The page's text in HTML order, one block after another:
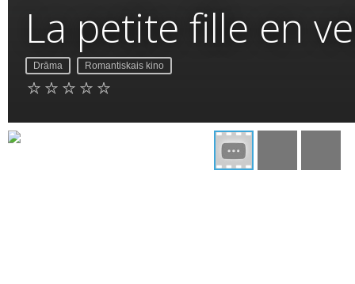
La petite fille en
Drāma Romantiskais kino